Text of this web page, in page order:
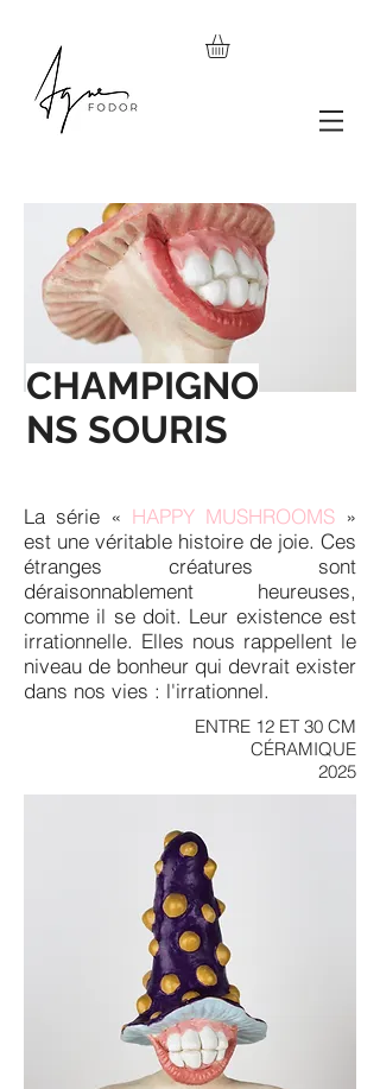
CHAMPIGNO
NS SOURIS
La série « HAPPY MUSHROOMS »
est une véritable histoire de joie. Ces
étranges créatures sont
déraisonnablement heureuses,
comme il se doit. Leur existence est
irrationnelle. Elles nous rappellent le
niveau de bonheur qui devrait exister
dans nos vies : l'irrationnel.
ENTRE 12 ET 30 CM
CÉRAMIQUE
2025